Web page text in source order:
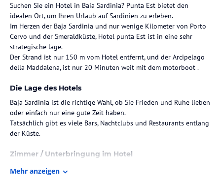
Suchen Sie ein Hotel in Baia Sardinia? Punta Est bietet den
idealen Ort, um Ihren Urlaub auf Sardinien zu erleben.
Im Herzen der Baja Sardinia und nur wenige Kilometer von Porto
Cervo und der Smeraldküste, Hotel punta Est ist in eine sehr
strategische lage.
Der Strand ist nur 150 m vom Hotel entfernt, und der Arcipelago
della Maddalena, ist nur 20 Minuten weit mit dem motorboot .
Die Lage des Hotels
Baja Sardinia ist die richtige Wahl, ob Sie Frieden und Ruhe lieben
oder einfach nur eine gute Zeit haben.
Tatsächlich gibt es viele Bars, Nachtclubs und Restaurants entlang
der Küste.
Zimmer / Unterbringung im Hotel
In der Nähe des Hotels gibt es viele Sportaktivitäten.
Mehr anzeigen